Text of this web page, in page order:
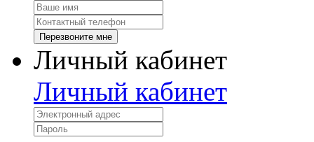
Перезвоните мне
Личный кабинет
Личный кабинет